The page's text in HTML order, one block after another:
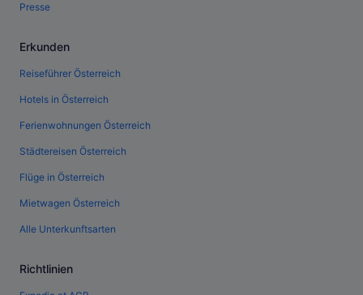
Presse
Erkunden
Reiseführer Österreich
Hotels in Österreich
Ferienwohnungen Österreich
Städtereisen Österreich
Flüge in Österreich
Mietwagen Österreich
Alle Unterkunftsarten
Richtlinien